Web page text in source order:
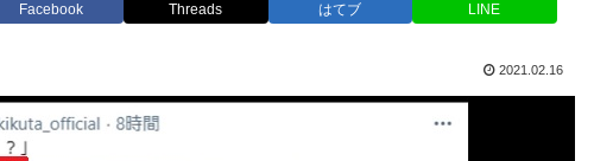
Facebook Threads はてブ LINE
2021.02.16